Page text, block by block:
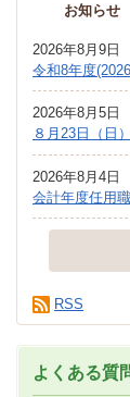
お知らせ
2026年8月9日
令和8年度
2026年8月5日
８月23日（日
2026年8月4日
会計年度任用
RSS
よくある質